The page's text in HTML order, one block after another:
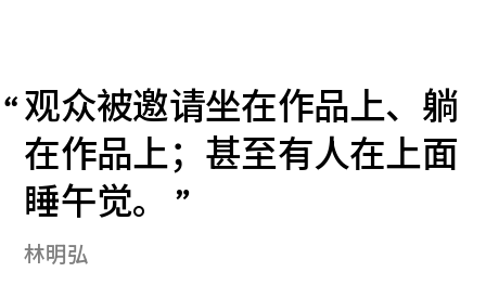
观众被邀请坐在作品上、躺
在作品上；甚至有人在上面
睡午觉。
林明弘